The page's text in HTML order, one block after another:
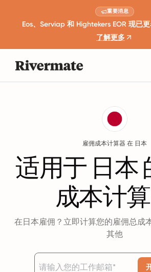
重要消息
Eos、Serviap 和 Hightekers EOR 现已
了解更多
雇佣成本计算器 在 日本
适用于 日本
成本计
在日本雇佣？立即计算您的雇佣总成
其他